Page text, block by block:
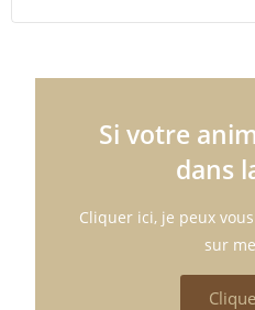
Si votre
dans
Cliquer ici, je peux
sur